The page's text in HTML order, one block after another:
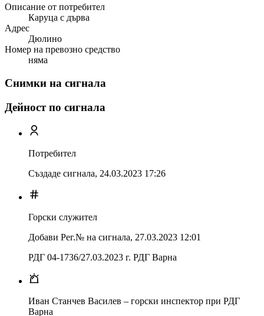
Описание от потребител
Каруца с дърва
Адрес
Дюлино
Номер на превозно средство
няма
Снимки на сигнала
Дейност по сигнала
Потребител
Създаде сигнала, 24.03.2023 17:26
Горски служител
Добави Рег.№ на сигнала, 27.03.2023 12:01
РДГ 04-1736/27.03.2023 г. РДГ Варна
Иван Станчев Василев – горски инспектор при РДГ
Варна